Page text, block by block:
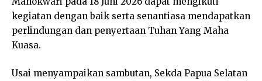
kegiatan dengan baik serta senantiasa mendapatkan
perlindungan dan penyertaan Tuhan Yang Maha
Kuasa.
Usai menyampaikan sambutan, Sekda Papua Selatan